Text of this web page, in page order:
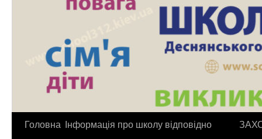
Головна Інформація про школу відповідно